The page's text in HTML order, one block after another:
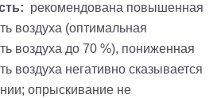
рекомендована повышенная
воздуха (оптимальная
воздуха до 70 %), пониженная
воздуха негативно сказывается
опрыскивание не